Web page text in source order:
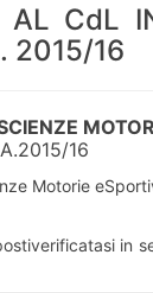
AL CdL
2015/16
16
Motorie
in